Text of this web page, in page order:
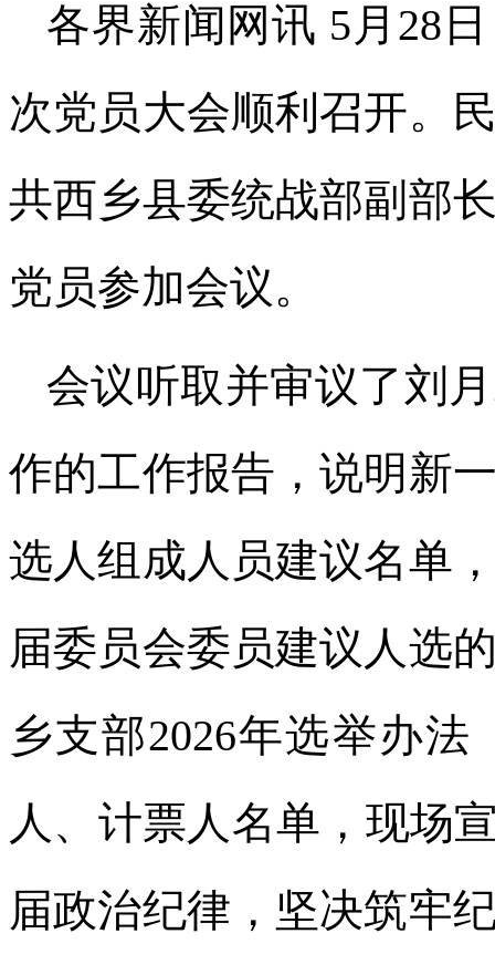
各界新闻网讯 5月28
次党员大会顺利召开。
共西乡县委统战部副部
党员参加会议。
会议听取并审议了刘
作的工作报告，说明新
选人组成人员建议名单
届委员会委员建议人选
乡支部2026年选举办
人、计票人名单，现场
届政治纪律，坚决筑牢